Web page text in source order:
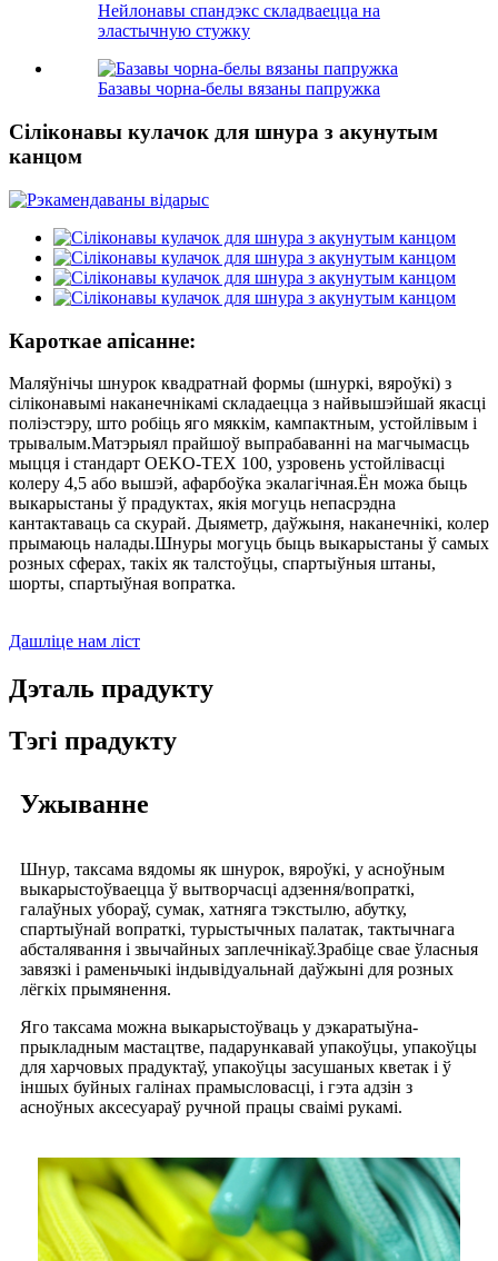
Нейлонавы спандэкс складваецца на
эластычную стужку
Базавы чорна-белы вязаны папружка
Сіліконавы кулачок для шнура з акунутым
канцом
Кароткае апісанне:
Маляўнічы шнурок квадратнай формы (шнуркі, вяроўкі) з
сіліконавымі наканечнікамі складаецца з найвышэйшай якасці
поліэстэру, што робіць яго мяккім, кампактным, устойлівым і
трывалым.Матэрыял прайшоў выпрабаванні на магчымасць
мыцця і стандарт OEKO-TEX 100, узровень устойлівасці
колеру 4,5 або вышэй, афарбоўка экалагічная.Ён можа быць
выкарыстаны ў прадуктах, якія могуць непасрэдна
кантактаваць са скурай. Дыяметр, даўжыня, наканечнікі, колер
прымаюць налады.Шнуры могуць быць выкарыстаны ў самых
розных сферах, такіх як талстоўцы, спартыўныя штаны,
шорты, спартыўная вопратка.
Дашліце нам ліст
Дэталь прадукту
Тэгі прадукту
Ужыванне
Шнур, таксама вядомы як шнурок, вяроўкі, у асноўным
выкарыстоўваецца ў вытворчасці адзення/вопраткі,
галаўных убораў, сумак, хатняга тэкстылю, абутку,
спартыўнай вопраткі, турыстычных палатак, тактычнага
абсталявання і звычайных заплечнікаў.Зрабіце свае ўласныя
завязкі і раменьчыкі індывідуальнай даўжыні для розных
лёгкіх прымянення.
Яго таксама можна выкарыстоўваць у дэкаратыўна-
прыкладным мастацтве, падарункавай упакоўцы, упакоўцы
для харчовых прадуктаў, упакоўцы засушаных кветак і ў
іншых буйных галінах прамысловасці, і гэта адзін з
асноўных аксесуараў ручной працы сваімі рукамі.